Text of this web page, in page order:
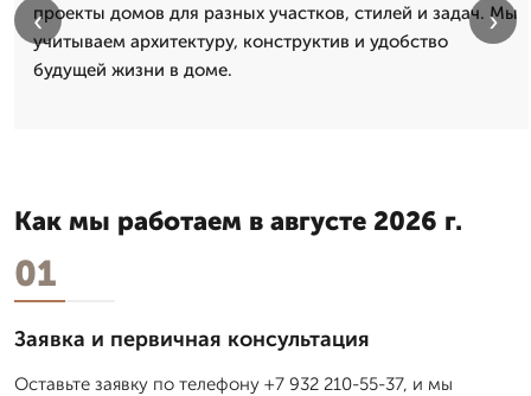
проекты домов для разных участков, стилей и задач. Мы
учитываем архитектуру, конструктив и удобство
будущей жизни в доме.
‹ ›
Как мы работаем в августе 2026 г.
01
Заявка и первичная консультация
Оставьте заявку по телефону +7 932 210-55-37, и мы